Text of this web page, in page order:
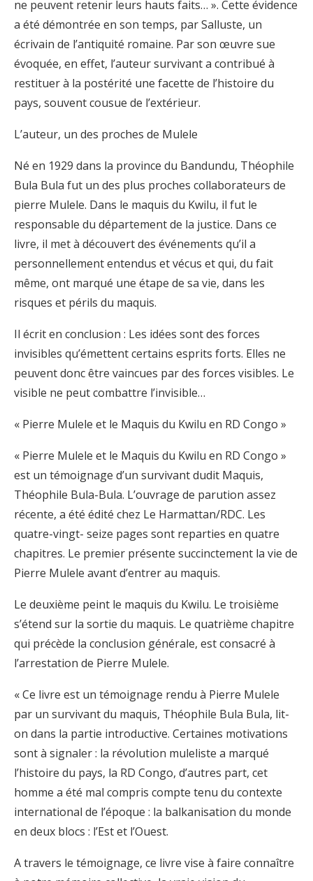
ne peuvent retenir leurs hauts faits… ». Cette évidence
a été démontrée en son temps, par Salluste, un
écrivain de l’antiquité romaine. Par son œuvre sue
évoquée, en effet, l’auteur survivant a contribué à
restituer à la postérité une facette de l’histoire du
pays, souvent cousue de l’extérieur.
L’auteur, un des proches de Mulele
Né en 1929 dans la province du Bandundu, Théophile
Bula Bula fut un des plus proches collaborateurs de
pierre Mulele. Dans le maquis du Kwilu, il fut le
responsable du département de la justice. Dans ce
livre, il met à découvert des événements qu’il a
personnellement entendus et vécus et qui, du fait
même, ont marqué une étape de sa vie, dans les
risques et périls du maquis.
Il écrit en conclusion : Les idées sont des forces
invisibles qu’émettent certains esprits forts. Elles ne
peuvent donc être vaincues par des forces visibles. Le
visible ne peut combattre l’invisible…
« Pierre Mulele et le Maquis du Kwilu en RD Congo »
« Pierre Mulele et le Maquis du Kwilu en RD Congo »
est un témoignage d’un survivant dudit Maquis,
Théophile Bula-Bula. L’ouvrage de parution assez
récente, a été édité chez Le Harmattan/RDC. Les
quatre-vingt- seize pages sont reparties en quatre
chapitres. Le premier présente succinctement la vie de
Pierre Mulele avant d’entrer au maquis.
Le deuxième peint le maquis du Kwilu. Le troisième
s’étend sur la sortie du maquis. Le quatrième chapitre
qui précède la conclusion générale, est consacré à
l’arrestation de Pierre Mulele.
« Ce livre est un témoignage rendu à Pierre Mulele
par un survivant du maquis, Théophile Bula Bula, lit-
on dans la partie introductive. Certaines motivations
sont à signaler : la révolution muleliste a marqué
l’histoire du pays, la RD Congo, d’autres part, cet
homme a été mal compris compte tenu du contexte
international de l’époque : la balkanisation du monde
en deux blocs : l’Est et l’Ouest.
A travers le témoignage, ce livre vise à faire connaître